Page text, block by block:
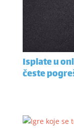
Isplate u
česte